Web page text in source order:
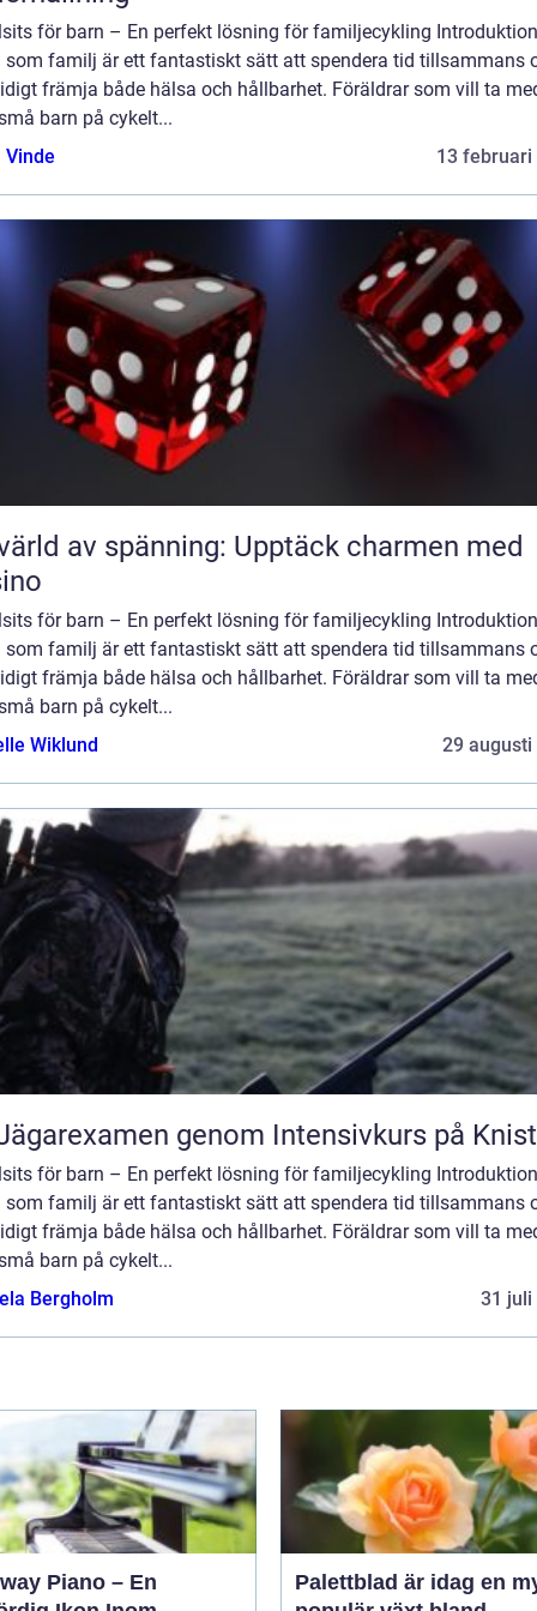
för barn – En perfekt lösning för familjecykling
som familj är ett fantastiskt sätt att spendera tid tillsammans
främja både hälsa och hållbarhet. Föräldrar som vill ta
barn på cykelt...
Vinde
13 februari
av spänning: Upptäck charmen med
för barn – En perfekt lösning för familjecykling
som familj är ett fantastiskt sätt att spendera tid tillsammans
främja både hälsa och hållbarhet. Föräldrar som vill ta
barn på cykelt...
Wiklund
29 augusti
genom Intensivkurs på
för barn – En perfekt lösning för familjecykling
som familj är ett fantastiskt sätt att spendera tid tillsammans
främja både hälsa och hållbarhet. Föräldrar som vill ta
barn på cykelt...
Bergholm
31 juli
Piano – En
Palettblad är idag en